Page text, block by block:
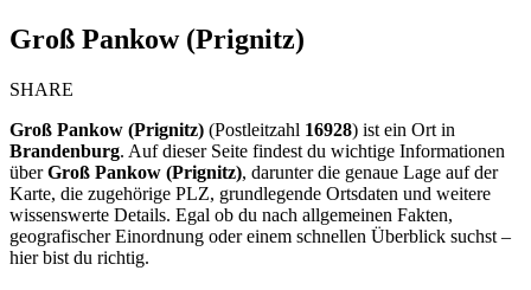
Groß Pankow (Prignitz)
SHARE
Groß Pankow (Prignitz) (Postleitzahl 16928) ist ein Ort in
Brandenburg. Auf dieser Seite findest du wichtige Informationen
überGroß Pankow (Prignitz), darunter die genaue Lage auf der
Karte, die zugehörige PLZ, grundlegende Ortsdaten und weitere
wissenswerte Details. Egal ob du nach allgemeinen Fakten,
geografischer Einordnung oder einem schnellen Überblick suchst –
hier bist du richtig.